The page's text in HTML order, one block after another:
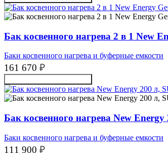
Бак косвенного нагрева 2 в 1 New
Баки косвенного нагрева и буферные емкости
161 670 ₽
Бак косвенного нагрева New
Баки косвенного нагрева и буферные емкости
111 900 ₽